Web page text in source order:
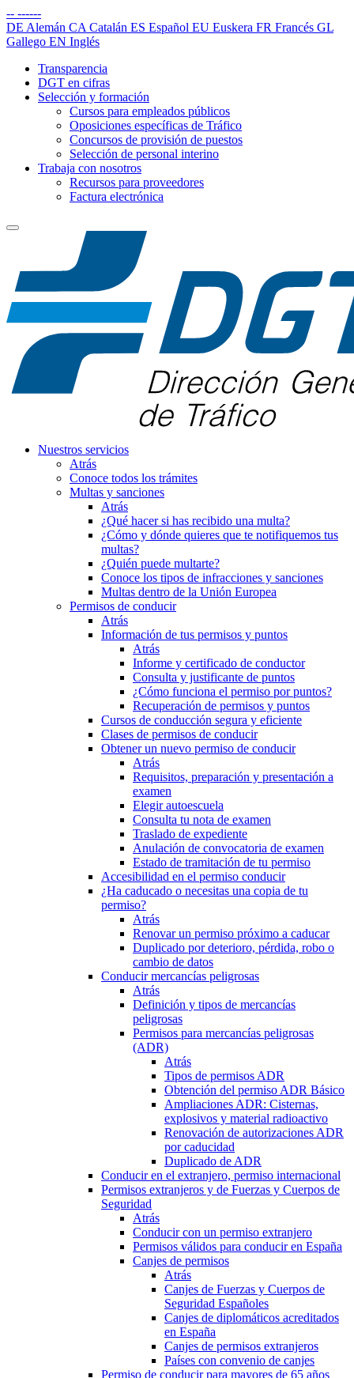
-- ------
DE Alemán CA Catalán ES Español EU Euskera FR Francés GL
Gallego EN Inglés
Transparencia
DGT en cifras
Selección y formación
Cursos para empleados públicos
Oposiciones específicas de Tráfico
Concursos de provisión de puestos
Selección de personal interino
Trabaja con nosotros
Recursos para proveedores
Factura electrónica
Nuestros servicios
Atrás
Conoce todos los trámites
Multas y sanciones
Atrás
¿Qué hacer si has recibido una multa?
¿Cómo y dónde quieres que te notifiquemos tus
multas?
¿Quién puede multarte?
Conoce los tipos de infracciones y sanciones
Multas dentro de la Unión Europea
Permisos de conducir
Atrás
Información de tus permisos y puntos
Atrás
Informe y certificado de conductor
Consulta y justificante de puntos
¿Cómo funciona el permiso por puntos?
Recuperación de permisos y puntos
Cursos de conducción segura y eficiente
Clases de permisos de conducir
Obtener un nuevo permiso de conducir
Atrás
Requisitos, preparación y presentación a
examen
Elegir autoescuela
Consulta tu nota de examen
Traslado de expediente
Anulación de convocatoria de examen
Estado de tramitación de tu permiso
Accesibilidad en el permiso conducir
¿Ha caducado o necesitas una copia de tu
permiso?
Atrás
Renovar un permiso próximo a caducar
Duplicado por deterioro, pérdida, robo o
cambio de datos
Conducir mercancías peligrosas
Atrás
Definición y tipos de mercancías
peligrosas
Permisos para mercancías peligrosas
(ADR)
Atrás
Tipos de permisos ADR
Obtención del permiso ADR Básico
Ampliaciones ADR: Cisternas,
explosivos y material radioactivo
Renovación de autorizaciones ADR
por caducidad
Duplicado de ADR
Conducir en el extranjero, permiso internacional
Permisos extranjeros y de Fuerzas y Cuerpos de
Seguridad
Atrás
Conducir con un permiso extranjero
Permisos válidos para conducir en España
Canjes de permisos
Atrás
Canjes de Fuerzas y Cuerpos de
Seguridad Españoles
Canjes de diplomáticos acreditados
en España
Canjes de permisos extranjeros
Países con convenio de canjes
Permiso de conducir para mayores de 65 años